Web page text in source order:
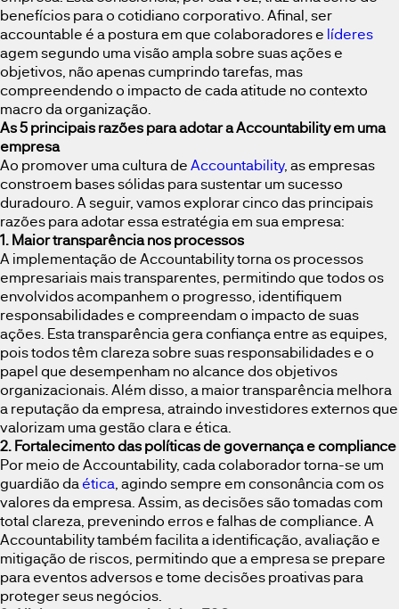
benefícios para o cotidiano corporativo. Afinal, ser
accountable é a postura em que colaboradores e líderes
agem segundo uma visão ampla sobre suas ações e
objetivos, não apenas cumprindo tarefas, mas
compreendendo o impacto de cada atitude no contexto
macro da organização.
As 5 principais razões para adotar a Accountability em uma
empresa
Ao promover uma cultura deAccountability, as empresas
constroem bases sólidas para sustentar um sucesso
duradouro. A seguir, vamos explorar cinco das principais
razões para adotar essa estratégia em sua empresa:
1. Maior transparência nos processos
A implementação de Accountability torna os processos
empresariais mais transparentes, permitindo que todos os
envolvidos acompanhem o progresso, identifiquem
responsabilidades e compreendam o impacto de suas
ações. Esta transparência gera confiança entre as equipes,
pois todos têm clareza sobre suas responsabilidades e o
papel que desempenham no alcance dos objetivos
organizacionais. Além disso, a maior transparência melhora
a reputação da empresa, atraindo investidores externos que
valorizam uma gestão clara e ética.
2. Fortalecimento das políticas de governança e compliance
Por meio de Accountability, cada colaborador torna-se um
guardião da ética , agindo sempre em consonância com os
valores da empresa. Assim, as decisões são tomadas com
total clareza, prevenindo erros e falhas de compliance. A
Accountability também facilita a identificação, avaliação e
mitigação de riscos, permitindo que a empresa se prepare
para eventos adversos e tome decisões proativas para
proteger seus negócios.